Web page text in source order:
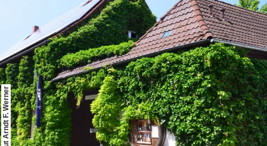
Aktiv & Natur
Kultur & Städte
Veranstaltungen
Buchung & Service
Shop Rheinhessen-Blog Karte